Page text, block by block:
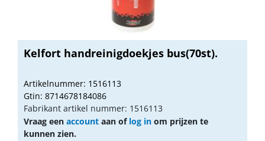
Kelfort handreinigdoekjes bus(70st).
Artikelnummer: 1516113
Gtin: 8714678184086
Fabrikant artikel nummer: 1516113
Vraag een account aan of log in om prijzen te
kunnen zien.